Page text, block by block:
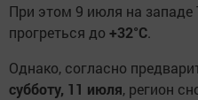
При этом 9 июля на западе
прогреться до +32°C.
Однако, согласно
субботу, 11 июля, регион